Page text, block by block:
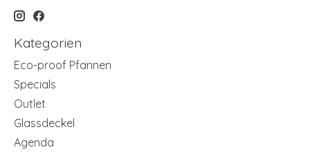
Kategorien
Eco-proof Pfannen
Specials
Outlet
Glassdeckel
Agenda